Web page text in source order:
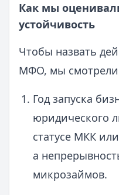
Как мы
устойчивость
Чтобы назвать
МФО, мы смотрели
Год запуска
юридического
статусе МКК
а
микрозаймов.